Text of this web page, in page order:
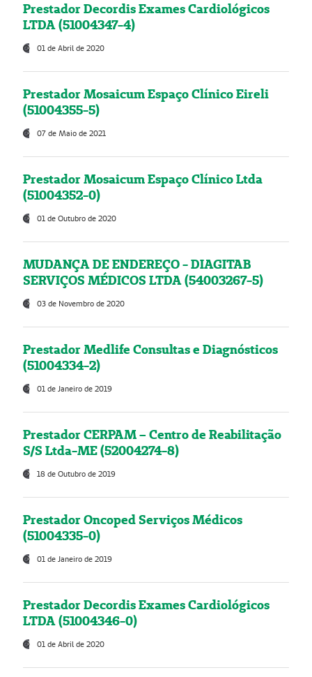
Prestador Decordis Exames Cardiológicos
LTDA (51004347-4)
01 de Abril de 2020
Prestador Mosaicum Espaço Clínico Eireli
(51004355-5)
07 de Maio de 2021
Prestador Mosaicum Espaço Clínico Ltda
(51004352-0)
01 de Outubro de 2020
MUDANÇA DE ENDEREÇO - DIAGITAB
SERVIÇOS MÉDICOS LTDA (54003267-5)
03 de Novembro de 2020
Prestador Medlife Consultas e Diagnósticos
(51004334-2)
01 de Janeiro de 2019
Prestador CERPAM – Centro de Reabilitação
S/S Ltda-ME (52004274-8)
18 de Outubro de 2019
Prestador Oncoped Serviços Médicos
(51004335-0)
01 de Janeiro de 2019
Prestador Decordis Exames Cardiológicos
LTDA (51004346-0)
01 de Abril de 2020